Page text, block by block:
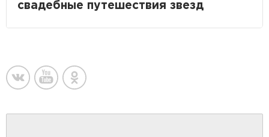
свадебные путешествия звезд